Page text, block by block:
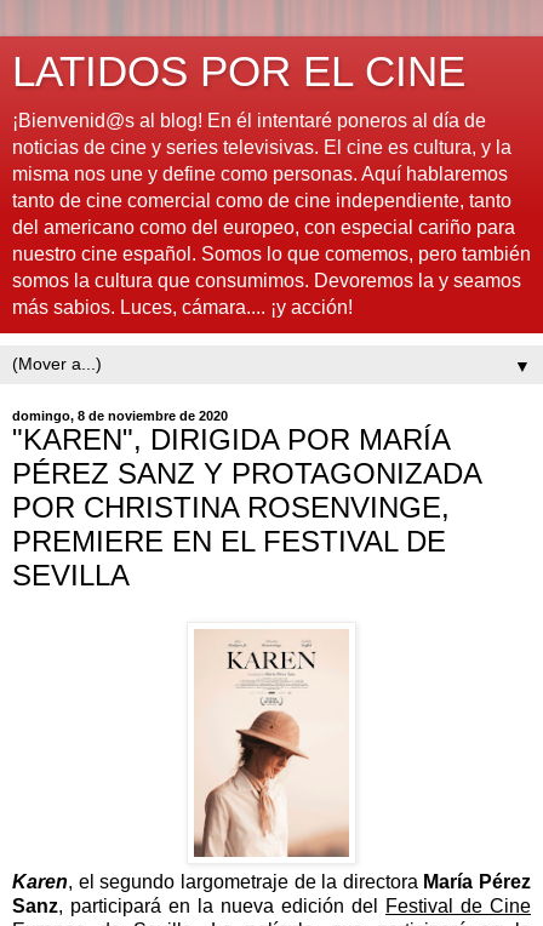
LATIDOS POR EL CINE
¡Bienvenid@s al blog! En él intentaré poneros al día de
noticias de cine y series televisivas. El cine es cultura, y la
misma nos une y define como personas. Aquí hablaremos
tanto de cine comercial como de cine independiente, tanto
del americano como del europeo, con especial cariño para
nuestro cine español. Somos lo que comemos, pero también
somos la cultura que consumimos. Devoremos la y seamos
más sabios. Luces, cámara.... ¡y acción!
▼
domingo, 8 de noviembre de 2020
"KAREN", DIRIGIDA POR MARÍA
PÉREZ SANZ Y PROTAGONIZADA
POR CHRISTINA ROSENVINGE,
PREMIERE EN EL FESTIVAL DE
SEVILLA
Karen, el segundo largometraje de la directora María Pérez
Sanz, participará en la nueva edición del
Festival de Cine